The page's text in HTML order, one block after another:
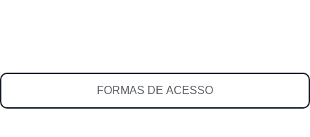
FORMAS DE ACESSO